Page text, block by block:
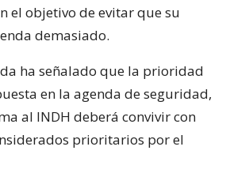
el objetivo de evitar que su
demasiado.
ha señalado que la prioridad
en la agenda de seguridad,
al INDH deberá convivir con
prioritarios por el